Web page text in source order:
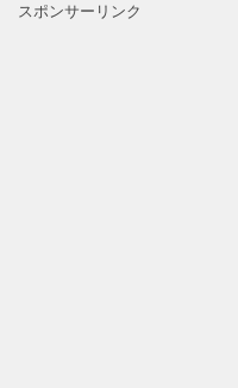
スポンサーリンク